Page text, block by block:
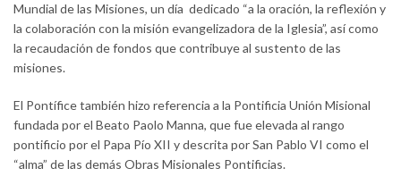
Mundial de las Misiones, un día dedicado “a la oración, la reflexión y
la colaboración con la misión evangelizadora de la Iglesia”, así como
la recaudación de fondos que contribuye al sustento de las
misiones.
El Pontífice también hizo referencia a la Pontificia Unión Misional
fundada por el Beato Paolo Manna, que fue elevada al rango
pontificio por el Papa Pío XII y descrita por San Pablo VI como el
“alma” de las demás Obras Misionales Pontificias.